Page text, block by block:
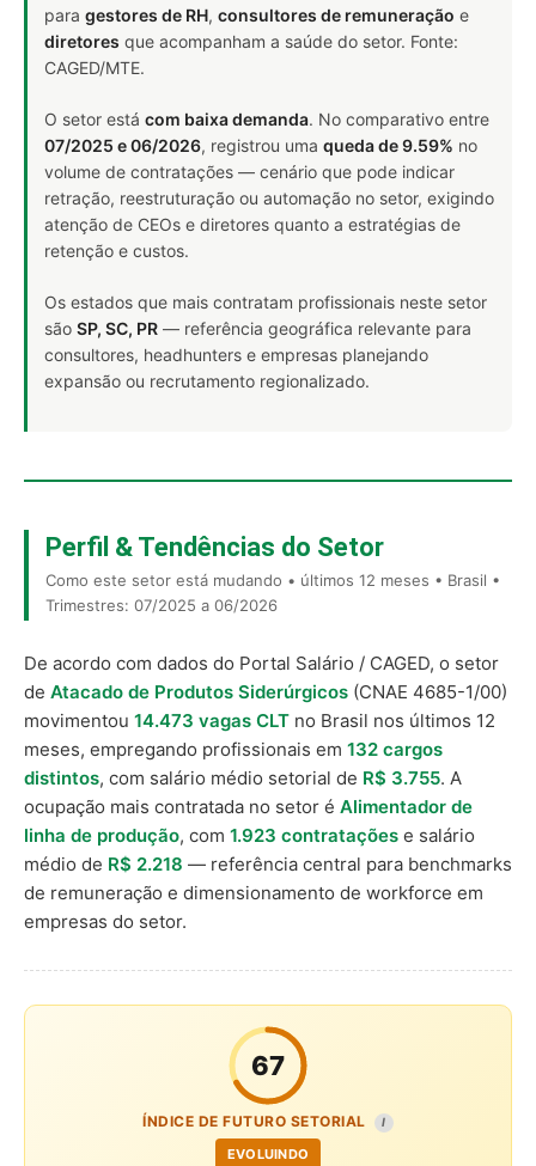
para gestores de RH, consultores de remuneração e
diretores que acompanham a saúde do setor. Fonte:
CAGED/MTE.
O setor está com baixa demanda. No comparativo entre
07/2025 e 06/2026, registrou uma queda de 9.59% no
volume de contratações — cenário que pode indicar
retração, reestruturação ou automação no setor, exigindo
atenção de CEOs e diretores quanto a estratégias de
retenção e custos.
Os estados que mais contratam profissionais neste setor
são SP, SC, PR — referência geográfica relevante para
consultores, headhunters e empresas planejando
expansão ou recrutamento regionalizado.
Perfil & Tendências do Setor
Como este setor está mudando • últimos 12 meses • Brasil •
Trimestres: 07/2025 a 06/2026
De acordo com dados do Portal Salário / CAGED, o setor
de Atacado de Produtos Siderúrgicos (CNAE 4685-1/00)
movimentou 14.473 vagas CLT no Brasil nos últimos 12
meses, empregando profissionais em 132 cargos
distintos, com salário médio setorial de R$ 3.755. A
ocupação mais contratada no setor é Alimentador de
linha de produção, com 1.923 contratações e salário
médio de R$ 2.218 — referência central para benchmarks
de remuneração e dimensionamento de workforce em
empresas do setor.
67
ÍNDICE DE FUTURO SETORIAL I
EVOLUINDO